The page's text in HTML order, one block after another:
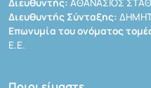
Διευθυντής: ΑΘΑΝΑΣΙΟΣ
Διευθυντής Σύνταξης:
Επωνυμία του ονόματος
Ε.Ε.